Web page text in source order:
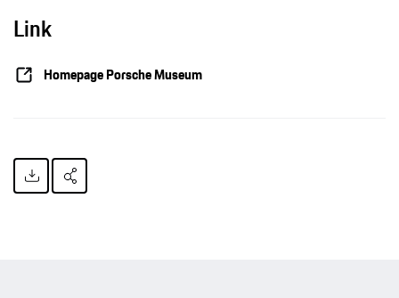
Link
Homepage Porsche Museum